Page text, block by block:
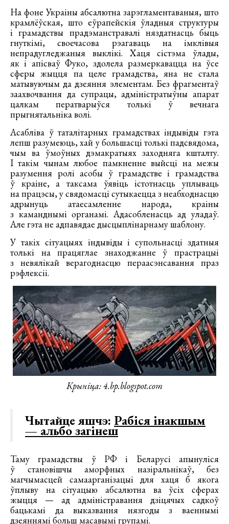
На фоне Украіны абсалютна зарэгламентаваныя, што
крамлёўская, што еўрапейскія ўладныя структуры
і грамадствы прадэманстравалі няздатнасць быць
гнуткімі, своечасова рэагаваць на імклівыя
непрадугледжаныя выклікі. Хаця сістэма ўлады,
як і апісваў Фуко, здолела размеркавацца на ўсе
сферы жыцця па целе грамадства, яна не стала
матывуючым да дзеяння элементам. Без фрагментаў
заахвочвання да супрацы, адміністратыўны апарат
цалкам ператварыўся толькі ў вечнага
прыгнятальніка волі.
Асабліва ў таталітарных грамадствах індывіды гэта
лепш разумеюць, хай у большасці толькі падсвядома,
чым ва ўмоўных дэмакратыях заходняга кшталту.
І такім чынам любое памкненне выйсці на межы
разумення ролі асобы ў грамадстве і грамадства
ў краіне, а таксама ўявіць істотнасць уплываць
на працэсы, у свядомасці сутыкаецца з неабходнасцю
адрынуць атаесамленне народа, краіны
з каманднымі органамі. Адасобленасць ад уладаў.
Але гэта не адпавядае дысцыплінарнаму шаблону.
У такіх сітуацыях індывіды і супольнасці здатныя
толькі на працяглае знаходжанне ў прастрацыі
з невялікай верагоднасцю пераасэнсавання праз
рэфлексіі.
Крыніца: 4.bp.blogspot.com
Чытайце яшчэ: Рабіся інакшым
— альбо загінеш
Таму грамадствы ў РФ і Беларусі апынуліся
ў становішчы аморфных назіральнікаў, без
магчымасцей самаарганізацыі для хаця б якога
ўплыву на сітуацыю абсалютна ва ўсіх сферах
жыцця — ад адміністравання дзіцячых садкоў
бацькамі да выказвання нязгоды з ваеннымі
дзеяннямі больш масавымі групамі.